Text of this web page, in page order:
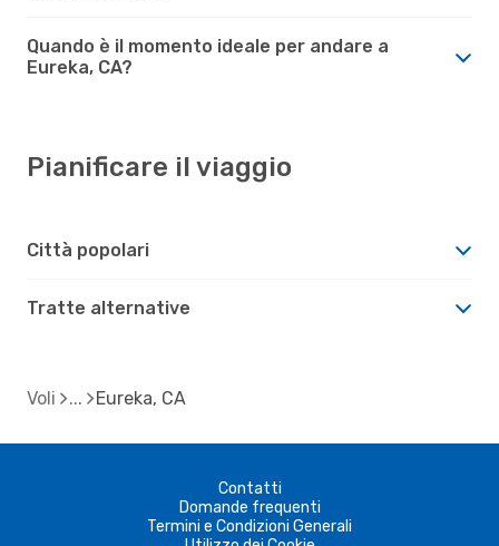
Quando è il momento ideale per andare a
Eureka, CA?
Pianificare il viaggio
Città popolari
Tratte alternative
Voli Eureka, CA
Contatti
Domande frequenti
Termini e Condizioni Generali